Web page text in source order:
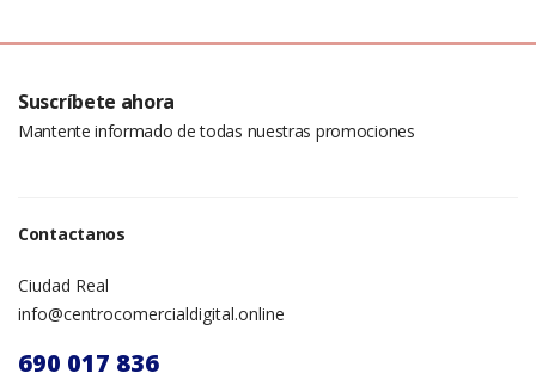
Suscríbete ahora
Mantente informado de todas nuestras promociones
Contactanos
Ciudad Real
info@centrocomercialdigital.online
690 017 836